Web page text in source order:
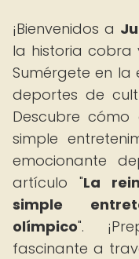
¡Bienvenidos a
la historia cobra
Sumérgete en la
deportes de
Descubre
simple
emocionante
artículo "La
simple
olímpico".
fascinante a